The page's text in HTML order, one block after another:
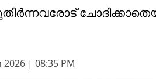
2026 | 08:35 PM